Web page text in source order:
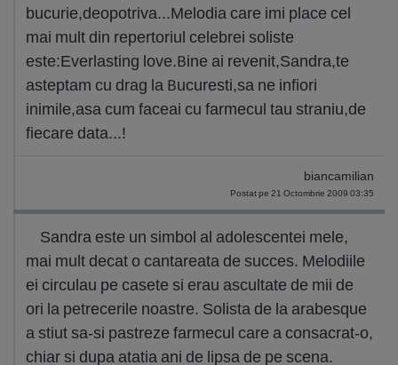
bucurie,deopotriva...Melodia care imi place cel
mai mult din repertoriul celebrei soliste
este:Everlasting love.Bine ai revenit,Sandra,te
asteptam cu drag la Bucuresti,sa ne infiori
inimile,asa cum faceai cu farmecul tau straniu,de
fiecare data...!
biancamilian
Postat pe 21 Octombrie 2009 03:35
Sandra este un simbol al adolescentei mele,
mai mult decat o cantareata de succes. Melodiile
ei circulau pe casete si erau ascultate de mii de
ori la petrecerile noastre. Solista de la arabesque
a stiut sa-si pastreze farmecul care a consacrat-o,
chiar si dupa atatia ani de lipsa de pe scena.